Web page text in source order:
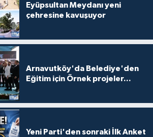
Eyüpsultan Meydanı yeni
çehresine kavuşuyor
Arnavutköy'da Belediye'den
Eğitim için Örnek projeler...
Yeni Parti'den sonraki İlk Anket